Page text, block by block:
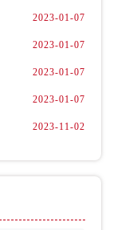
2023-01-07
2023-01-07
2023-01-07
2023-01-07
2023-11-02